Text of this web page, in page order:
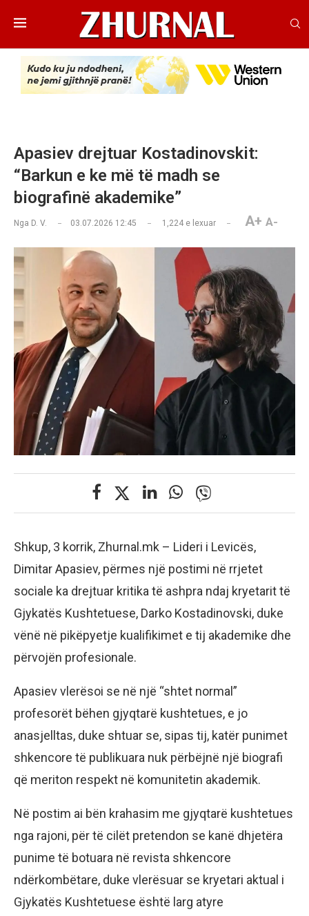
Apasiev drejtuar Kostadinovskit:
“Barkun e ke më të madh se
biografinë akademike”
Nga D. V. 03.07.2026 12:45 1,224 e lexuar A+ A-
Shkup, 3 korrik, Zhurnal.mk – Lideri i Levicës,
Dimitar Apasiev, përmes një postimi në rrjetet
sociale ka drejtuar kritika të ashpra ndaj kryetarit të
Gjykatës Kushtetuese, Darko Kostadinovski, duke
vënë në pikëpyetje kualifikimet e tij akademike dhe
përvojën profesionale.
Apasiev vlerësoi se në një “shtet normal”
profesorët bëhen gjyqtarë kushtetues, e jo
anasjelltas, duke shtuar se, sipas tij, katër punimet
shkencore të publikuara nuk përbëjnë një biografi
që meriton respekt në komunitetin akademik.
Në postim ai bën krahasim me gjyqtarë kushtetues
nga rajoni, për të cilët pretendon se kanë dhjetëra
punime të botuara në revista shkencore
ndërkombëtare, duke vlerësuar se kryetari aktual i
Gjykatës Kushtetuese është larg atyre